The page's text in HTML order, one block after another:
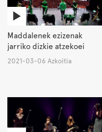
Maddalenek ezizenak
jarriko dizkie atzekoei
2021-03-06 Azkoitia